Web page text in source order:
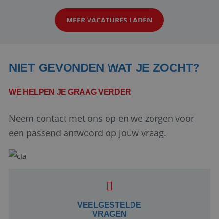
klanten te overtuigen om die droomreis te
boeken! ...
MEER VACATURES LADEN
NIET GEVONDEN WAT JE ZOCHT?
WE HELPEN JE GRAAG VERDER
Neem contact met ons op en we zorgen voor
een passend antwoord op jouw vraag.
VEELGESTELDE
VRAGEN
Google Privacy Policy